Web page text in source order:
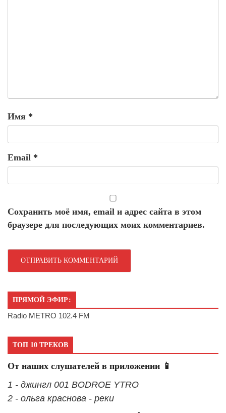
Имя *
Email *
Сохранить моё имя, email и адрес сайта в этом
браузере для последующих моих комментариев.
ПРЯМОЙ ЭФИР:
Radio METRO 102.4 FM
ТОП 10 ТРЕКОВ
От наших слушателей в приложении 📱
1 - джингл 001 BODROE YTRO
2 - ольга краснова - реки